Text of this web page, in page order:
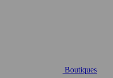
Boutiques